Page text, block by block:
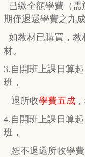
已繳全額學費 （
期僅退還學費之九成
如教材已購買，教
材。
3.自開班上課日算
班，
退所收學費五成 ，
4.自開班上課日算
班，
恕不退還所收學